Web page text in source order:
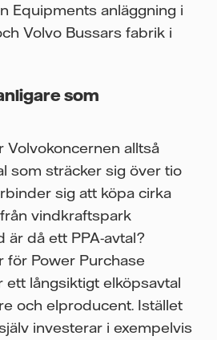
Equipments anläggning i
Volvo Bussars fabrik i
som
Volvokoncernen alltså
som sträcker sig över tio
sig att köpa cirka
vindkraftspark
är då ett PPA-avtal?
för Power Purchase
ett långsiktigt elköpsavtal
och elproducent. Istället
investerar i exempelvis